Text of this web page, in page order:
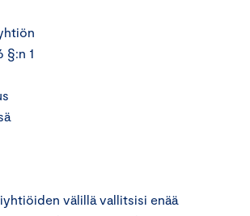
§:n 1
välillä vallitsisi enää